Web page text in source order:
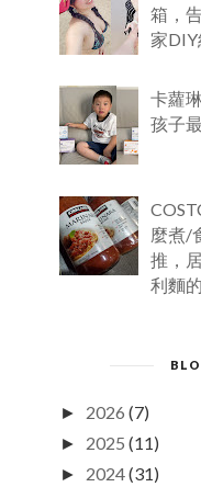
箱，
家DIY
卡蘿
孩子
麼煮/
推，
利麵
► 2026 (7)
► 2025 (11)
► 2024(31)